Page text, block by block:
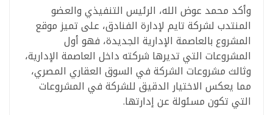
وأكد محمد عوض الله، الرئيس التنفيذي والعضو
المنتدب لشركة تايم لإدارة الفنادق، على تميز موقع
المشروع بالعاصمة الإدارية الجديدة، فهو أول
المشروعات التي تديرها شركته داخل العاصمة الإدارية،
وثالث مشروعات الشركة في السوق العقاري المصري،
مما يعكس الاختيار الدقيق للشركة في المشروعات
التي تكون مسئولة عن إدارتها.